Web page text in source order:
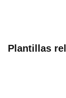
Plantillas